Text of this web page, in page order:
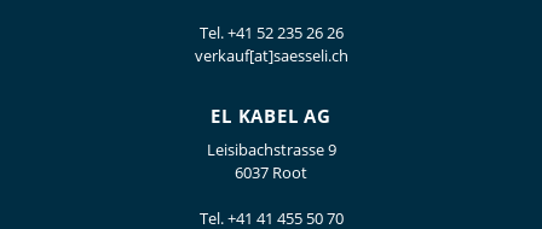
Tel.+41 52 235 26 26
verkauf[at]saesseli.ch
EL KABEL AG
Leisibachstrasse 9
6037 Root
Tel.+41 41 455 50 70